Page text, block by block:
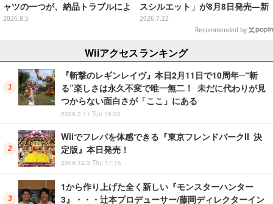
ャツの一つが、納品トラブルによ
り販売日変更へ
2026.8.5
スシルエット」が8月8日発売―新
規造形の股関節強化パーツも付属
2026.7.22
Recommended by
Wiiアクセスランキング
『斬撃のレギンレイヴ』本日2月11日で10周年─“斬
る”楽しさは永久不変で唯一無二！ 未だに代わりが見
つからない面白さが「ここ」にある
2020.2.11 Tue 19:00
Wiiでフレパを体感できる『東京フレンドパークII 決
定版』本日発売！
2009.12.3 Thu 17:15
1から作り上げた全く新しい『モンスターハンター
3』・・・辻本プロデューサー/藤岡ディレクターイン